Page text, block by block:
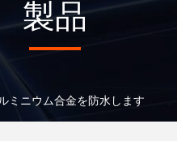
製品
ミニウム合金を防水します